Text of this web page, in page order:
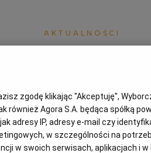
AKTUALNOŚCI
W
czasu w
zmywać
zgodę klikając "Akceptuję",
również Agora S.A. będąca spółką
adresy IP, adresy e-mail czy
w szczególności na
w swoich serwisach, aplikacjach i w